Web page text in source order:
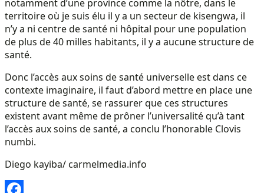
notamment d’une province comme la nôtre, dans le
territoire où je suis élu il y a un secteur de kisengwa, il
n’y a ni centre de santé ni hôpital pour une population
de plus de 40 milles habitants, il y a aucune structure de
santé.
Donc l’accès aux soins de santé universelle est dans ce
contexte imaginaire, il faut d’abord mettre en place une
structure de santé, se rassurer que ces structures
existent avant même de prôner l’universalité qu’à tant
l’accès aux soins de santé, a conclu l’honorable Clovis
numbi.
Diego kayiba/ carmelmedia.info